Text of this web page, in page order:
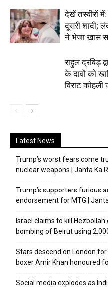
देखें तस्वीरों
दूसरी शादी;
ने भेजा ख़ास
राहुल द्रविड़
के दावों को
विराट कोहली
Latest News
Trump’s worst fears come
nuclear weapons | Janta Ka
Trump’s supporters furious
endorsement for MTG |
Israel claims to kill
bombing of Beirut using
Stars descend on London
boxer Amir Khan honoured
Social media explodes as